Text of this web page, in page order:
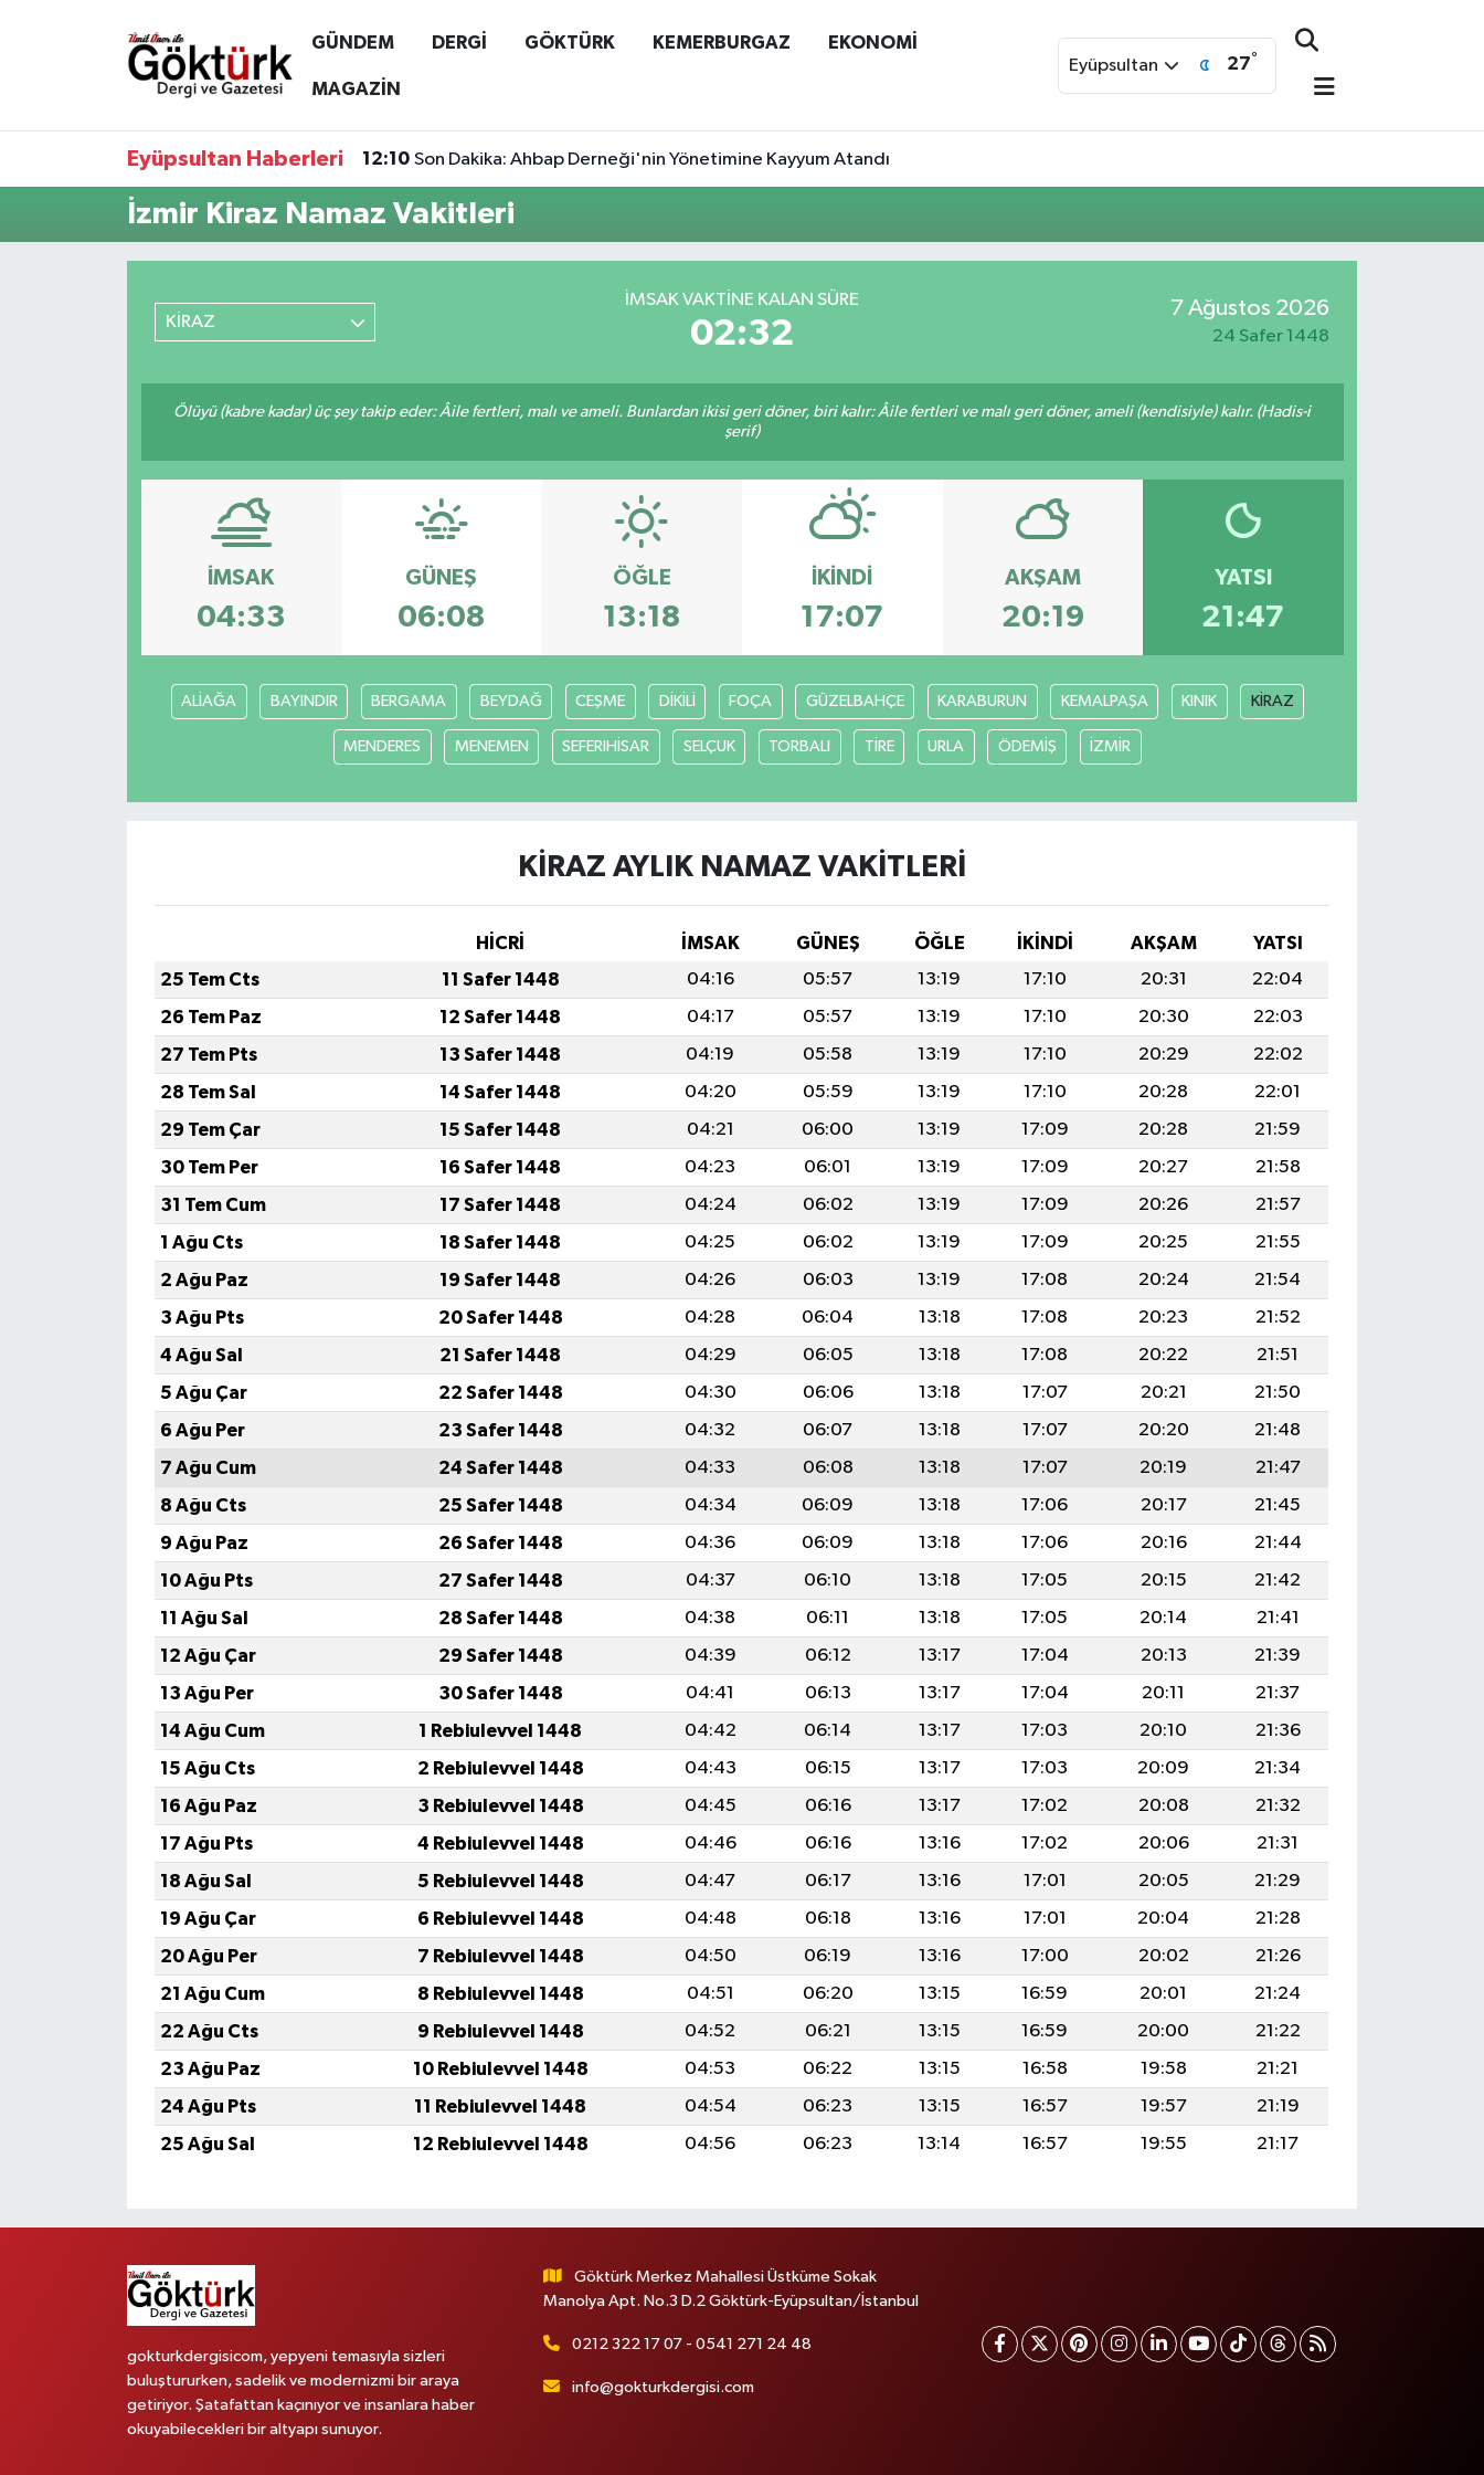
GÜNDEM DERGİ GÖKTÜRK KEMERBURGAZ EKONOMİ
MAGAZİN
Eyüpsultan 27°
Eyüpsultan Haberleri 12:10 Son Dakika: Ahbap Derneği'nin Yönetimine Kayyum Atandı
İzmir Kiraz Namaz Vakitleri
KİRAZ
İMSAK VAKTINE KALAN SÜRE
02:32
7 Ağustos 2026
24 Safer 1448
Ölüyü (kabre kadar) üç şey takip eder: Âile fertleri, malı ve ameli. Bunlardan ikisi geri döner, biri kalır: Âile fertleri ve malı geri döner, ameli (kendisiyle) kalır. (Hadis-i
şerif)
İMSAK
04:33
GÜNEŞ
06:08
ÖĞLE
13:18
İKINDI
17:07
AKŞAM
20:19
YATSI
21:47
ALİAĞA BAYINDIR BERGAMA BEYDAĞ CEŞME DİKİLİ FOÇA GÜZELBAHÇE KARABURUN KEMALPAŞA KINIK KİRAZ
MENDERES MENEMEN SEFERIHİSAR SELÇUK TORBALI TİRE URLA ÖDEMİŞ İZMİR
KİRAZ AYLIK NAMAZ VAKITLERI
HİCRİ İMSAK GÜNEŞ ÖĞLE İKINDI AKŞAM
YATSI
25 Tem Cts
11 Safer 1448 04:16 05:57 13:19 17:10 20:31
22:04
26 Tem Paz
12 Safer 1448 04:17 05:57 13:19 17:10 20:30
22:03
27 Tem Pts
13 Safer 1448 04:19 05:58 13:19 17:10 20:29
22:02
28 Tem Sal
14 Safer 1448 04:20 05:59 13:19 17:10 20:28
22:01
29 Tem Çar
15 Safer 1448 04:21 06:00 13:19 17:09 20:28
21:59
30 Tem Per
16 Safer 1448 04:23 06:01 13:19 17:09 20:27
21:58
31 Tem Cum
17 Safer 1448 04:24 06:02 13:19 17:09 20:26
21:57
1 Ağu Cts
18 Safer 1448 04:25 06:02 13:19 17:09 20:25
21:55
2 Ağu Paz
19 Safer 1448 04:26 06:03 13:19 17:08 20:24
21:54
3 Ağu Pts
20 Safer 1448 04:28 06:04 13:18 17:08 20:23
21:52
4 Ağu Sal
21 Safer 1448 04:29 06:05 13:18 17:08 20:22
21:51
5 Ağu Çar
22 Safer 1448 04:30 06:06 13:18 17:07 20:21
21:50
6 Ağu Per
23 Safer 1448 04:32 06:07 13:18 17:07 20:20
21:48
7 Ağu Cum
24 Safer 1448 04:33 06:08 13:18 17:07 20:19
21:47
8 Ağu Cts
25 Safer 1448 04:34 06:09 13:18 17:06 20:17
21:45
9 Ağu Paz
26 Safer 1448 04:36 06:09 13:18 17:06 20:16
21:44
10 Ağu Pts
27 Safer 1448 04:37 06:10 13:18 17:05 20:15
21:42
11 Ağu Sal
28 Safer 1448 04:38 06:11 13:18 17:05 20:14
21:41
12 Ağu Çar
29 Safer 1448 04:39 06:12 13:17 17:04 20:13
21:39
13 Ağu Per
30 Safer 1448 04:41 06:13 13:17 17:04 20:11
21:37
14 Ağu Cum
1 Rebiulevvel 1448 04:42 06:14 13:17 17:03 20:10
21:36
15 Ağu Cts
2 Rebiulevvel 1448 04:43 06:15 13:17 17:03 20:09
21:34
16 Ağu Paz
3 Rebiulevvel 1448 04:45 06:16 13:17 17:02 20:08
21:32
17 Ağu Pts
4 Rebiulevvel 1448 04:46 06:16 13:16 17:02 20:06
21:31
18 Ağu Sal
5 Rebiulevvel 1448 04:47 06:17 13:16 17:01 20:05
21:29
19 Ağu Çar
6 Rebiulevvel 1448 04:48 06:18 13:16 17:01 20:04
21:28
20 Ağu Per
7 Rebiulevvel 1448 04:50 06:19 13:16 17:00 20:02
21:26
21 Ağu Cum
8 Rebiulevvel 1448 04:51 06:20 13:15 16:59 20:01
21:24
22 Ağu Cts
9 Rebiulevvel 1448 04:52 06:21 13:15 16:59 20:00
21:22
23 Ağu Paz
10 Rebiulevvel 1448 04:53 06:22 13:15 16:58 19:58
21:21
24 Ağu Pts
11 Rebiulevvel 1448 04:54 06:23 13:15 16:57 19:57
21:19
25 Ağu Sal
12 Rebiulevvel 1448 04:56 06:23 13:14 16:57 19:55 21:17
gokturkdergisicom, yepyeni temasıyla sizleri
buluştururken, sadelik ve modernizmi bir araya
getiriyor. Şatafattan kaçınıyor ve insanlara haber
okuyabilecekleri bir altyapı sunuyor.
Göktürk Merkez Mahallesi Üstküme Sokak
Manolya Apt. No.3 D.2 Göktürk-Eyüpsultan/İstanbul
0212 322 17 07 - 0541 271 24 48
info@gokturkdergisi.com
Anne Çocuk
GÜNDEM
Eyüpsultan Hava Durumu
Süper Lig Puan Durumu ve Fikstür
Son Dakika Haberleri